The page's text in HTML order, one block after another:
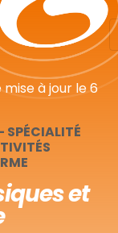
mise à jour le6
SPÉCIALITÉ
et